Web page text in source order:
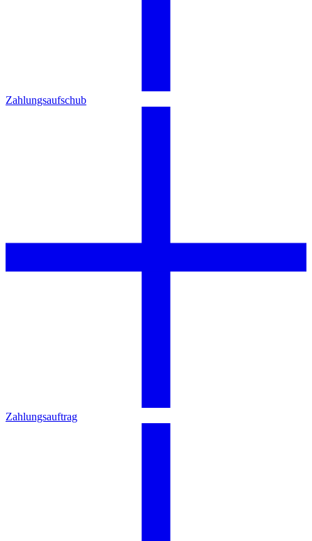
Zahlungsaufschub
Zahlungsauftrag